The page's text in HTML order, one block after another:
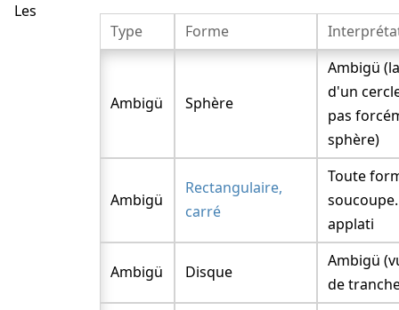
Type Forme
Ambigü Sphère
Ambigü
d'un
pas
sphère)
Ambigü
Rectangulaire,
carré
Toute
applati
Ambigü Disque
Ambigü
de
Les